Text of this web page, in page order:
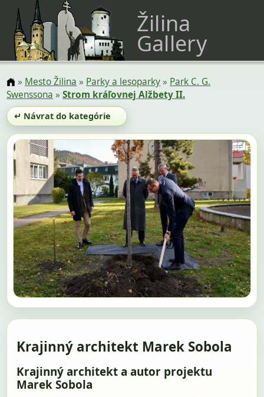
Žilina
Gallery
» Mesto Žilina » Parky a lesoparky» Park C. G.
Swenssona »Strom kráľovnej Alžbety II.
↵ Návrat do kategórie
Krajinný architekt Marek Sobola
Krajinný architekt a autor projektu
Marek Sobola